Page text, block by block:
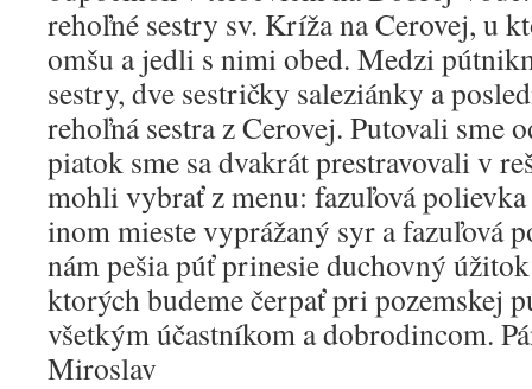
rehoľné sestry sv. Kríža na Cerovej, u
omšu a jedli s nimi obed. Medzi
sestry, dve sestričky saleziánky a
rehoľná sestra z Cerovej. Putovali sme
piatok sme sa dvakrát prestravovali v
mohli vybrať z menu: fazuľová
inom mieste vyprážaný syr a fazuľová
nám pešia púť prinesie duchovný
ktorých budeme čerpať pri pozemskej
všetkým účastníkom a dobrodincom.
Miroslav